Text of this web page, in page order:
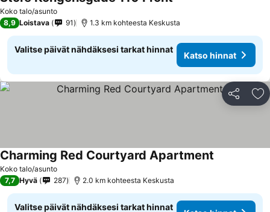
Koko talo/asunto
8,9 Loistava 91 1.3 km kohteesta Keskusta
Valitse päivät nähdäksesi tarkat hinnat
Katso hinnat
Jaa
Koko talo/asunto
Charming Red Courtyard Apartment
7,7 Hyvä 287 2.0 km kohteesta Keskusta
Valitse päivät nähdäksesi tarkat hinnat